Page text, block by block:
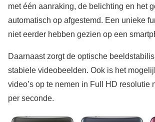
met één aanraking, de belichting en het
automatisch op afgestemd. Een unieke
niet eerder hebben gezien op een
Daarnaast zorgt de optische
stabiele videobeelden. Ook is het
video’s op te nemen in Full HD resolutie
per seconde.